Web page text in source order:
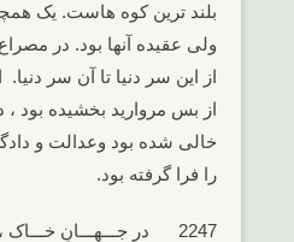
بلند ترین کوه هاست. یک
ولی عقیده آنها بود. در
از این سر دنیا تا آن سر
از بس مروارید بخشیده بود ،
خالی شده بود وعدالت و
را فرا گرفته بود.
2247 در جـــهـــانِ